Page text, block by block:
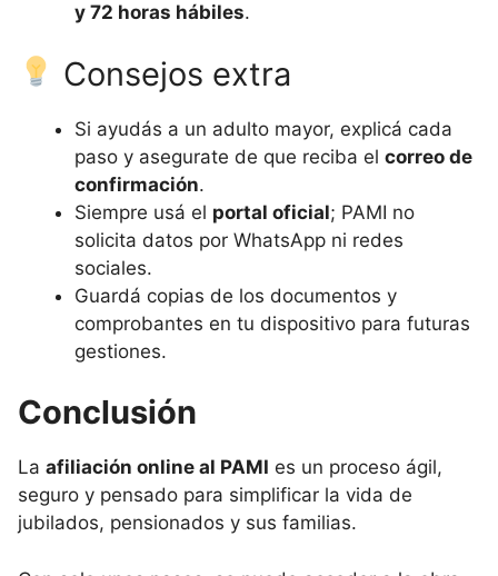
y 72 horas hábiles.
Consejos extra
Si ayudás a un adulto mayor, explicá cada
paso y asegurate de que reciba el correo de
confirmación.
Siempre usá el portal oficial; PAMI no
solicita datos por WhatsApp ni redes
sociales.
Guardá copias de los documentos y
comprobantes en tu dispositivo para futuras
gestiones.
Conclusión
La afiliación online al PAMI es un proceso ágil,
seguro y pensado para simplificar la vida de
jubilados, pensionados y sus familias.